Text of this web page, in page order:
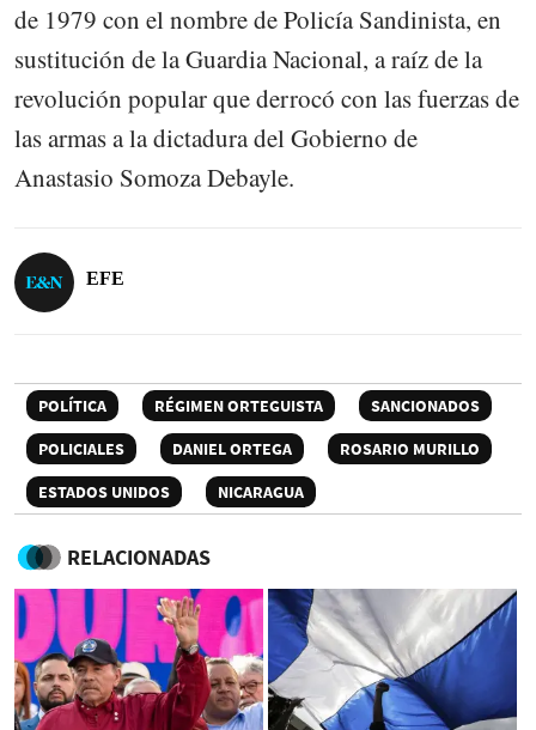
de 1979 con el nombre de Policía Sandinista, en
sustitución de la Guardia Nacional, a raíz de la
revolución popular que derrocó con las fuerzas de
las armas a la dictadura del Gobierno de
Anastasio Somoza Debayle.
EFE
POLÍTICA RÉGIMEN ORTEGUISTA
SANCIONADOS
POLICIALES
DANIEL ORTEGA
ROSARIO MURILLO
ESTADOS UNIDOS
NICARAGUA
RELACIONADAS